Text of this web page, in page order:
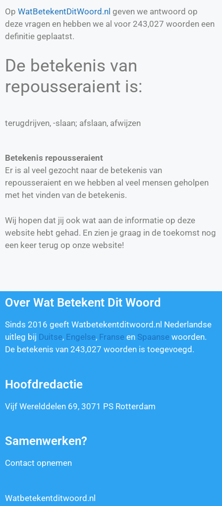
Op WatBetekentDitWoord.nl geven we antwoord op
deze vragen en hebben we al voor 243,027 woorden een
definitie geplaatst.
De betekenis van
repousseraient is:
terugdrijven, -slaan; afslaan, afwijzen
Betekenis repousseraient
Er is al veel gezocht naar de betekenis van
repousseraient en we hebben al veel mensen geholpen
met het vinden van de betekenis.
Wij hopen dat jij ook wat aan de informatie op deze
website hebt gehad. En zien je graag in de toekomst nog
een keer terug op onze website!
Over Wat Betekent Dit Woord
Sinds 2016 geeft Watbetekentditwoord.nl Nederlandse
uitleg bij Duitse, Engelse, Franse en Spaanse woorden.
De betekenis van 243,027 woorden is toegevoegd.
Hoofdredactie
Vijf Werelddelen 69, 3071 PS Rotterdam
Samenwerken?
Contact opnemen
Watbetekentditwoord.nl